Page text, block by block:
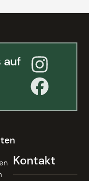
auf
Kontakt